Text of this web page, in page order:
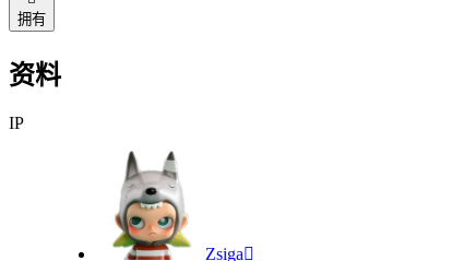
拥有
资料
IP
Zsiga